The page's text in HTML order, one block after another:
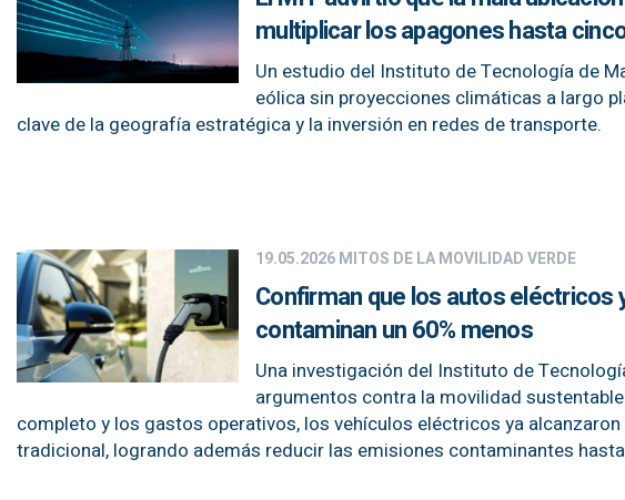
multiplicar los apagones hasta
Un estudio del Instituto de Tecnología de
eólica sin proyecciones climáticas a largo
clave de la geografía estratégica y la inversión en redes de transporte.
19.05.2026MITOS DE LA MOVILIDAD VERDE
Confirman que los autos eléctricos
contaminan un 60% menos
Una investigación del Instituto de
argumentos contra la movilidad
completo y los gastos operativos, los vehículos eléctricos ya
tradicional, logrando además reducir las emisiones contaminantes hasta